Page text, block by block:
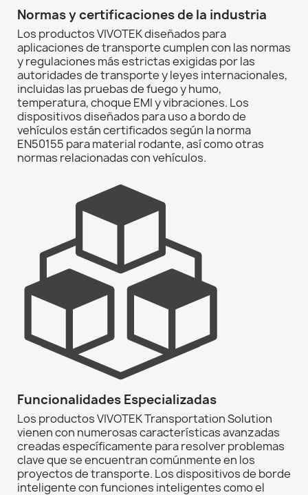
Normas y certificaciones de la industria
Los productos VIVOTEK diseñados para
aplicaciones de transporte cumplen con las normas
y regulaciones más estrictas exigidas por las
autoridades de transporte y leyes internacionales,
incluidas las pruebas de fuego y humo,
temperatura, choque EMI y vibraciones. Los
dispositivos diseñados para uso a bordo de
vehículos están certificados según la norma
EN50155 para material rodante, así como otras
normas relacionadas con vehículos.
Funcionalidades Especializadas
Los productos VIVOTEK Transportation Solution
vienen con numerosas características avanzadas
creadas específicamente para resolver problemas
clave que se encuentran comúnmente en los
proyectos de transporte. Los dispositivos de borde
inteligente con funciones inteligentes como el